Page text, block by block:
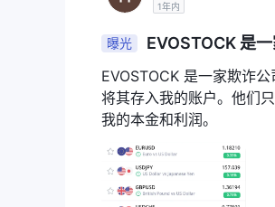
1年内
曝光 EVOSTOCK 是一
EVOSTOCK 是一家欺诈
将其存入我的账户。他们
我的本金和利润。